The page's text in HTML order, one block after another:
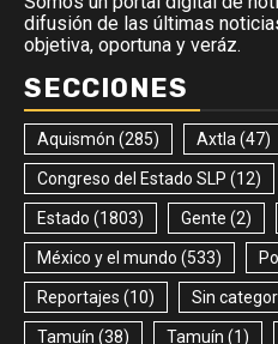
difusión de las últimas
objetiva, oportuna y veráz.
SECCIONES
Aquismón (285) Axtla (47)
Congreso del Estado SLP (12)
Estado (1803) Gente (2)
México y el mundo (533)
Reportajes (10) Sin
Tamuín (38) Tamuín (1)